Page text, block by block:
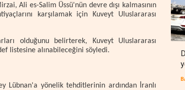
Ali es-Salim Üssü'nün devre dışı kalmasının
karşılamak için Kuveyt Uluslararası
olduğunu belirterek, Kuveyt Uluslararası
listesine alınabileceğini söyledi.
Lübnan'a yönelik tehditlerinin ardından İranlı